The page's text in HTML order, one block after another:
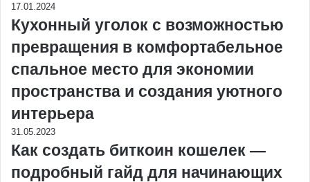
17.01.2024
Кухонный уголок с возможностью
превращения в комфортабельное
спальное место для экономии
пространства и создания уютного
интерьера
31.05.2023
Как создать биткоин кошелек —
подробный гайд для начинающих